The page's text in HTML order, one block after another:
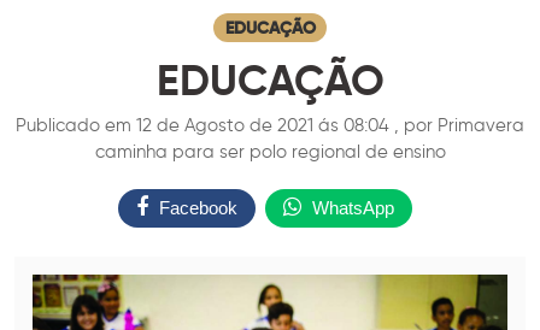
EDUCAÇÃO
EDUCAÇÃO
Publicado em 12 de Agosto de 2021 ás 08:04 , por Primavera
caminha para ser polo regional de ensino
Facebook WhatsApp